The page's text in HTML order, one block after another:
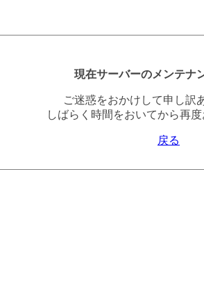
現在サーバーのメンテナ
ご迷惑をおかけして申し訳
しばらく時間をおいてから再度
戻る